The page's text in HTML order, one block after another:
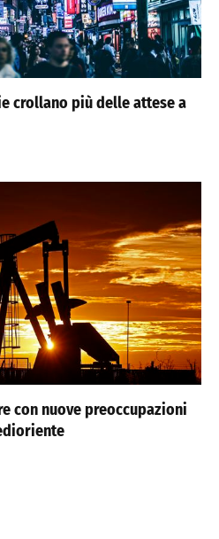
crollano più delle attese a
con nuove preoccupazioni